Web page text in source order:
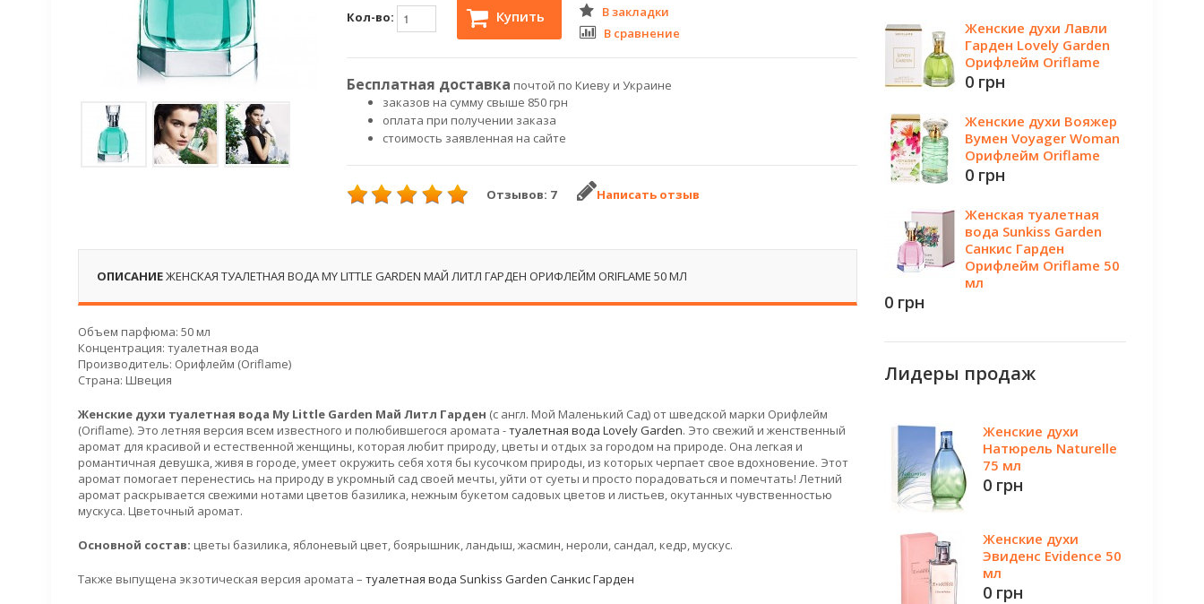
Кол-во: Купить
В закладки
В сравнение
Бесплатная доставка почтой по Киеву и Украине
заказов на сумму свыше 850 грн
оплата при получении заказа
стоимость заявленная на сайте
Отзывов: 7 Написать отзыв
ОПИСАНИЕЖЕНСКАЯ ТУАЛЕТНАЯ ВОДА MY LITTLE GARDEN МАЙ ЛИТЛ ГАРДЕН ОРИФЛЕЙМ ORIFLAME 50 МЛ
Объем парфюма: 50 мл
Концентрация: туалетная вода
Производитель: Орифлейм (Oriflame)
Страна: Швеция
Женские духи туалетная вода My Little Garden Май Литл Гарден (с англ. Мой Маленький Сад) от шведской марки Орифлейм
(Oriflame). Это летняя версия всем известного и полюбившегося аромата -туалетная вода Lovely Garden. Это свежий и женственный
аромат для красивой и естественной женщины, которая любит природу, цветы и отдых за городом на природе. Она легкая и
романтичная девушка, живя в городе, умеет окружить себя хотя бы кусочком природы, из которых черпает свое вдохновение. Этот
аромат помогает перенестись на природу в укромный сад своей мечты, уйти от суеты и просто порадоваться и помечтать! Летний
аромат раскрывается свежими нотами цветов базилика, нежным букетом садовых цветов и листьев, окутанных чувственностью
мускуса. Цветочный аромат.
Основной состав: цветы базилика, яблоневый цвет, боярышник, ландыш, жасмин, нероли, сандал, кедр, мускус.
Также выпущена экзотическая версия аромата – туалетная вода Sunkiss Garden Санкис Гарден
Женские духи Лавли
Гарден Lovely Garden
Орифлейм Oriflame
0 грн
Женские духи Вояжер
Вумен Voyager Woman
Орифлейм Oriflame
0 грн
Женская туалетная
вода Sunkiss Garden
Санкис Гарден
Орифлейм Oriflame 50
мл
0 грн
Лидеры продаж
Женские духи
Натюрель Naturelle
75 мл
0 грн
Женские духи
Эвиденс Evidence 50
мл
0 грн